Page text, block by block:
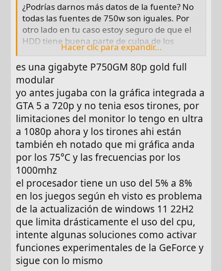
¿Podrías darnos más datos de la fuente? No
todas las fuentes de 750w son iguales. Por
otro lado en tu caso estoy seguro de que el
HDD tiene buena parte de culpa de los
tirones. Si puedes intenta instalar algún
juego en el disco SSD y dinos si los sigues
sufriendo de la misma manera.
Un saludo.
Hacer clic para expandir...
es una gigabyte P750GM 80p gold full
modular
yo antes jugaba con la gráfica integrada a
GTA 5 a 720p y no tenia esos tirones, por
limitaciones del monitor lo tengo en ultra
a 1080p ahora y los tirones ahi están
también eh notado que mi gráfica anda
por los 75°C y las frecuencias por los
1000mhz
el procesador tiene un uso del 5% a 8%
en los juegos según eh visto es problema
de la actualización de windows 11 22H2
que limita drásticamente el uso del cpu,
intente algunas soluciones como activar
funciones experimentales de la GeForce y
sigue con lo mismo